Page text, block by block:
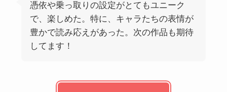
憑依や乗っ取りの設定がとてもユニーク
で、楽しめた。特に、キャラたちの表情が
豊かで読み応えがあった。次の作品も期待
してます！